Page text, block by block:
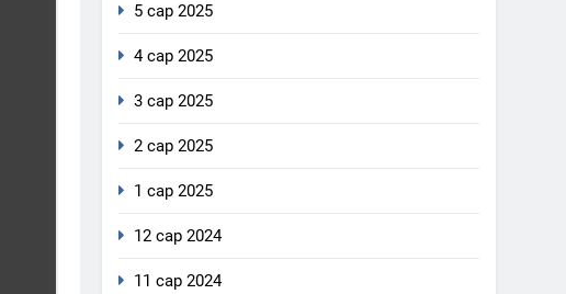
5 сар 2025
4 сар 2025
3 сар 2025
2 сар 2025
1 сар 2025
12 сар 2024
11 сар 2024